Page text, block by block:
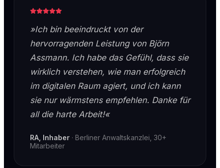
»Ich bin beeindruckt von der
hervorragenden Leistung von Björn
Assmann. Ich habe das Gefühl, dass sie
wirklich verstehen, wie man erfolgreich
im digitalen Raum agiert, und ich kann
sie nur wärmstens empfehlen. Danke für
all die harte Arbeit!«
RA, Inhaber · Berliner Anwaltskanzlei, 30+
Mitarbeiter